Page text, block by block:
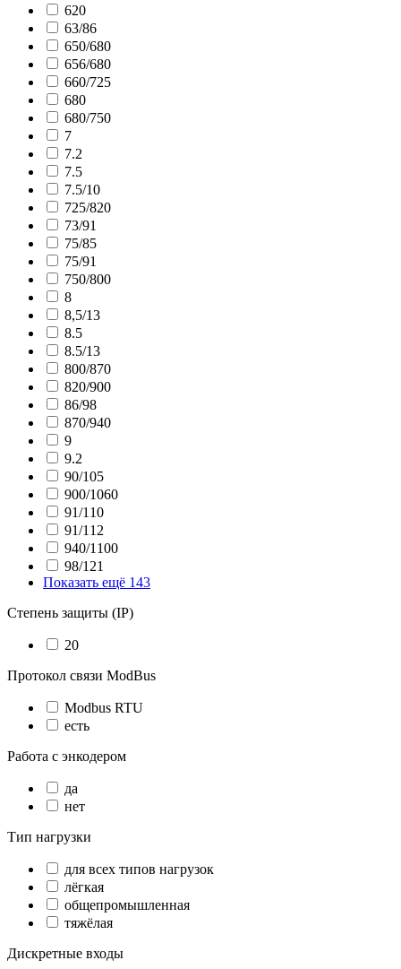
620
63/86
650/680
656/680
660/725
680
680/750
7
7.2
7.5
7.5/10
725/820
73/91
75/85
75/91
750/800
8
8,5/13
8.5
8.5/13
800/870
820/900
86/98
870/940
9
9.2
90/105
900/1060
91/110
91/112
940/1100
98/121
Показать ещё 143
Степень защиты (IP)
20
Протокол связи ModBus
Modbus RTU
есть
Работа с энкодером
да
нет
Тип нагрузки
для всех типов нагрузок
лёгкая
общепромышленная
тяжёлая
Дискретные входы